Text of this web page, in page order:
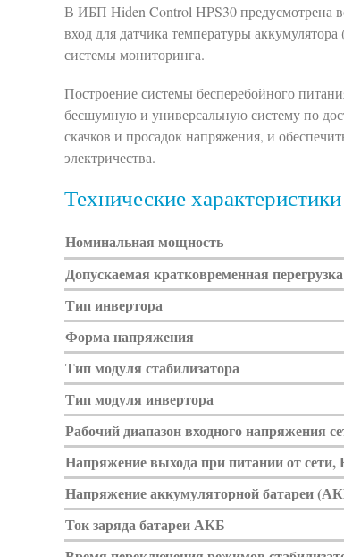
В ИБП Hiden Control HPS30 предусмотрена
вход для датчика температуры
системы мониторинга.
Построение системы бесперебойного
бесшумную и универсальную систему по
скачков и просадок напряжения, и
электричества.
Технические
Номинальная мощность
Допускаемая кратковременная перегрузка
Тип инвертора
Форма напряжения
Тип модуля стабилизатора
Тип модуля инвертора
Рабочий диапазон входного напряжения
Напряжение выхода при питании от сети,
Напряжение аккумуляторной батареи
Ток заряда батареи АКБ